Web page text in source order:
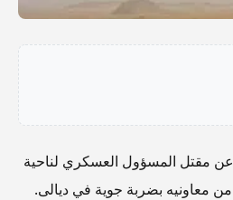
عن مقتل المسؤول العسكري لناحية
معاونيه بضربة جوية في ديالى.